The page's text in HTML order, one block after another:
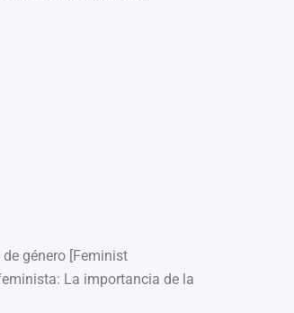
género [Feminist
La importancia de la